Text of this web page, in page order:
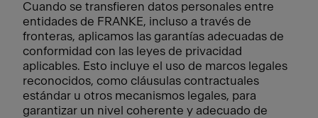
Cuando se transfieren datos personales entre
entidades de FRANKE, incluso a través de
fronteras, aplicamos las garantías adecuadas de
conformidad con las leyes de privacidad
aplicables. Esto incluye el uso de marcos legales
reconocidos, como cláusulas contractuales
estándar u otros mecanismos legales, para
garantizar un nivel coherente y adecuado de